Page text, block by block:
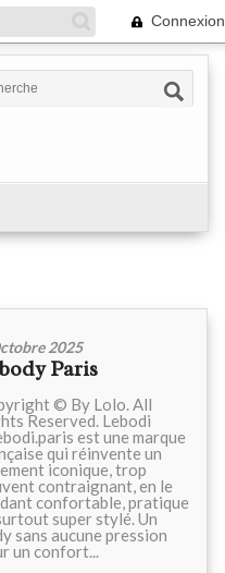
Connexion
2025
Paris
© By Lolo. All
Reserved. Lebodi
est une marque
qui réinvente un
iconique, trop
contraignant, en le
confortable, pratique
super stylé. Un
sans aucune pression
un confort...